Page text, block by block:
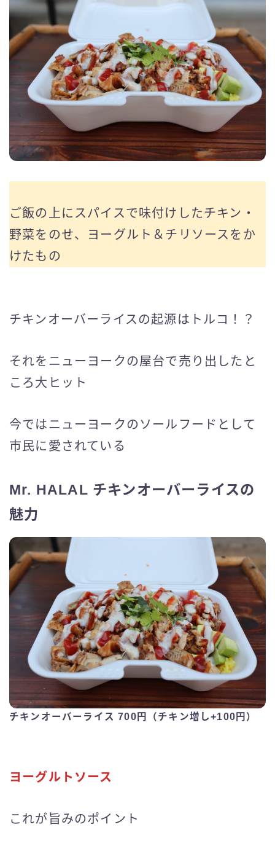
ご飯の上にスパイスで味付けしたチキン・
野菜をのせ、ヨーグルト＆チリソースをか
けたもの
チキンオーバーライスの起源はトルコ！？
それをニューヨークの屋台で売り出したと
ころ大ヒット
今ではニューヨークのソールフードとして
市民に愛されている
Mr. HALAL チキンオーバーライスの
魅力
チキンオーバーライス 700円（チキン増し+100円）
ヨーグルトソース
これが旨みのポイント